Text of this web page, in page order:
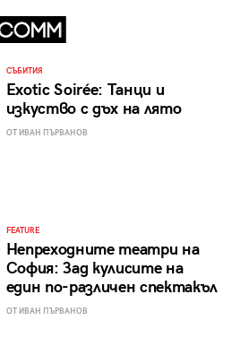
СЪБИТИЯ
Exotic Soirée: Танци и
изкуство с дъх на лято
ОТ ИВАН ПЪРВАНОВ
FEATURE
Непреходните театри на
София: Зад кулисите на
един по-различен спектакъл
ОТ ИВАН ПЪРВАНОВ